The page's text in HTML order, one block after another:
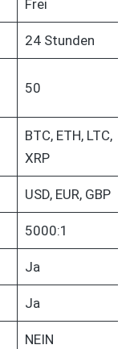
Frei
24 Stunden
50
BTC, ETH, LTC,
XRP
USD, EUR, GBP
5000:1
Ja
Ja
NEIN